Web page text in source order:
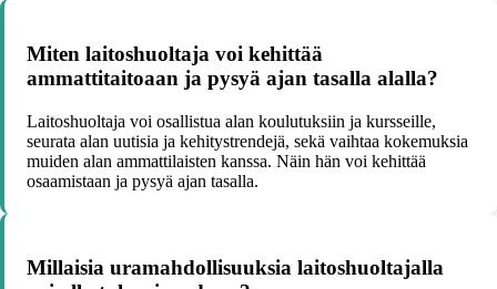
Miten laitoshuoltaja voi kehittää
ammattitaitoaan ja pysyä ajan tasalla alalla?
Laitoshuoltaja voi osallistua alan koulutuksiin ja kursseille,
seurata alan uutisia ja kehitystrendejä, sekä vaihtaa kokemuksia
muiden alan ammattilaisten kanssa. Näin hän voi kehittää
osaamistaan ja pysyä ajan tasalla.
Millaisia uramahdollisuuksia laitoshuoltajalla